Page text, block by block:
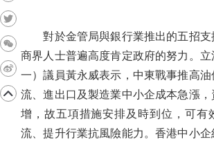
對於金管局與銀行業推出的五招支
商界人士普遍高度肯定政府的努力。
一）議員黃永威表示，中東戰事推高
流、進出口及製造業中小企成本急漲
增，故五項措施安排及時到位，可有
流、提升行業抗風險能力。香港中小